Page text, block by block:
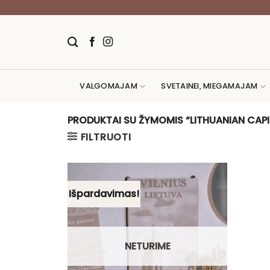
VALGOMAJAM SVETAINEI, MIEGAMAJAM
PRODUKTAI SU ŽYMOMIS “LITHUANIAN
FILTRUOTI
Išpardavimas!
NETURIME